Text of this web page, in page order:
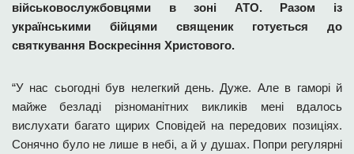
військовослужбовцями в зоні АТО. Разом із
українськими бійцями священик готується до
святкування Воскресіння Христового.
“У нас сьогодні був нелегкий день. Дуже. Але в гаморі й
майже безладі різноманітних викликів мені вдалось
вислухати багато щирих Сповідей на передових позиціях.
Сонячно було не лише в небі, а й у душах. Попри регулярні